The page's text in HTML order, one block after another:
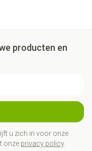
producten en
u zich in voor onze
onze privacy policy.